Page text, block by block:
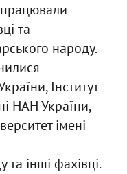
та
народу.
Інститут
НАН України,
імені
інші фахівці.